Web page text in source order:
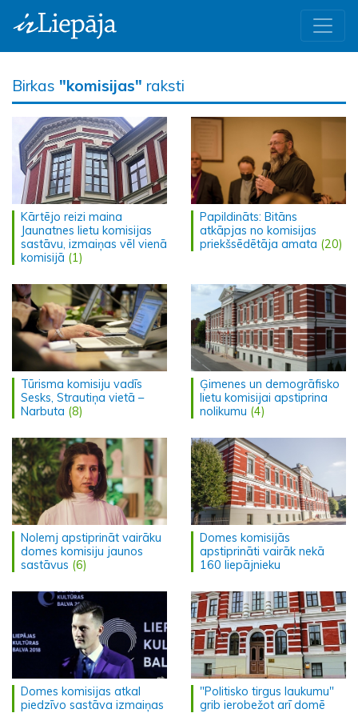
Birkas "komisijas" raksti
Kārtējo reizi maina
Jaunatnes lietu komisijas
sastāvu, izmaiņas vēl vienā
komisijā (1)
Papildināts: Bitāns
atkāpjas no komisijas
priekšsēdētāja amata (20)
Tūrisma komisiju vadīs
Sesks, Strautiņa vietā –
Narbuta (8)
Ģimenes un demogrāfisko
lietu komisijai apstiprina
nolikumu (4)
Nolemj apstiprināt vairāku
domes komisiju jaunos
sastāvus (6)
Domes komisijās
apstiprināti vairāk nekā
160 liepājnieku
Domes komisijas atkal
piedzīvo sastāva izmaiņas
"Politisko tirgus laukumu"
grib ierobežot arī domē